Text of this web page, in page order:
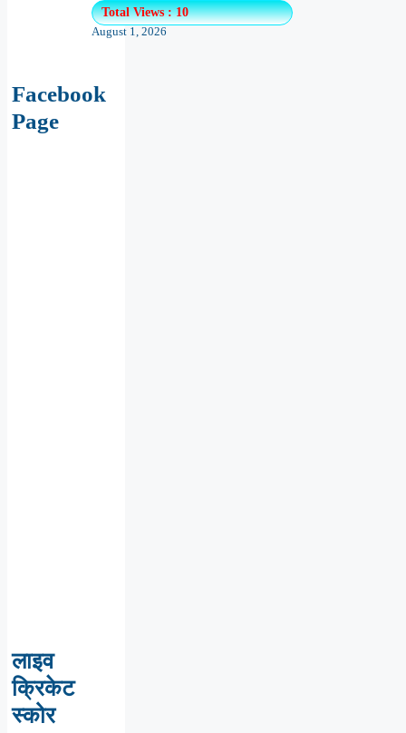
Total Views : 10
August 1, 2026
Facebook
Page
लाइव
क्रिकेट
स्कोर